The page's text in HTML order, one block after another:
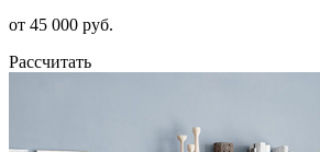
от 45 000 руб.
Рассчитать